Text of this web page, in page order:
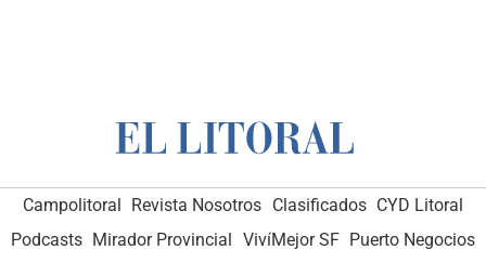
Campolitoral Revista Nosotros Clasificados CYD Litoral
Podcasts Mirador Provincial VivíMejor SF Puerto Negocios